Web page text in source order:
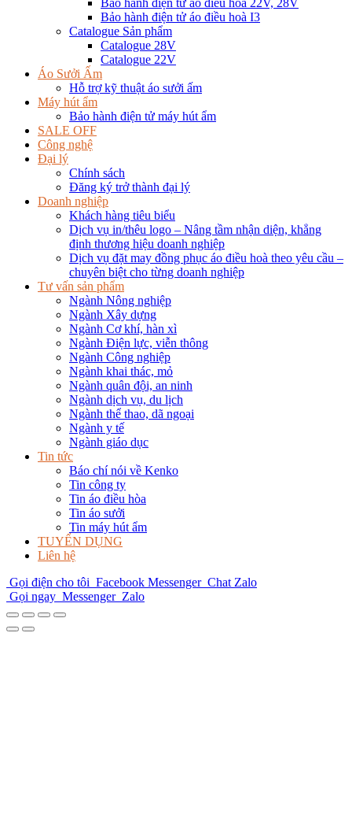
Bảo hành điện tử áo điều hoà I3
Catalogue Sản phẩm
Catalogue 28V
Catalogue 22V
Áo Sưởi Ấm
Hỗ trợ kỹ thuật áo sưởi ấm
Máy hút ẩm
Bảo hành điện tử máy hút ẩm
SALE OFF
Công nghệ
Đại lý
Chính sách
Đăng ký trở thành đại lý
Doanh nghiệp
Khách hàng tiêu biểu
Dịch vụ in/thêu logo – Nâng tầm nhận diện, khẳng
định thương hiệu doanh nghiệp
Dịch vụ đặt may đồng phục áo điều hoà theo yêu cầu –
chuyên biệt cho từng doanh nghiệp
Tư vấn sản phẩm
Ngành Nông nghiệp
Ngành Xây dựng
Ngành Cơ khí, hàn xì
Ngành Điện lực, viễn thông
Ngành Công nghiệp
Ngành khai thác, mỏ
Ngành quân đội, an ninh
Ngành dịch vụ, du lịch
Ngành thể thao, dã ngoại
Ngành y tế
Ngành giáo dục
Tin tức
Báo chí nói về Kenko
Tin công ty
Tin áo điều hòa
Tin áo sưởi
Tin máy hút ẩm
TUYỂN DỤNG
Liên hệ
Gọi điện cho tôi Facebook Messenger Chat Zalo
Gọi ngay Messenger Zalo